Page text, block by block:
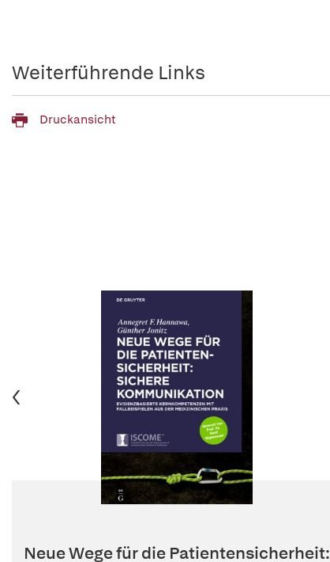
Weiterführende Links
Druckansicht
Neue Wege für die Patientensicherheit: